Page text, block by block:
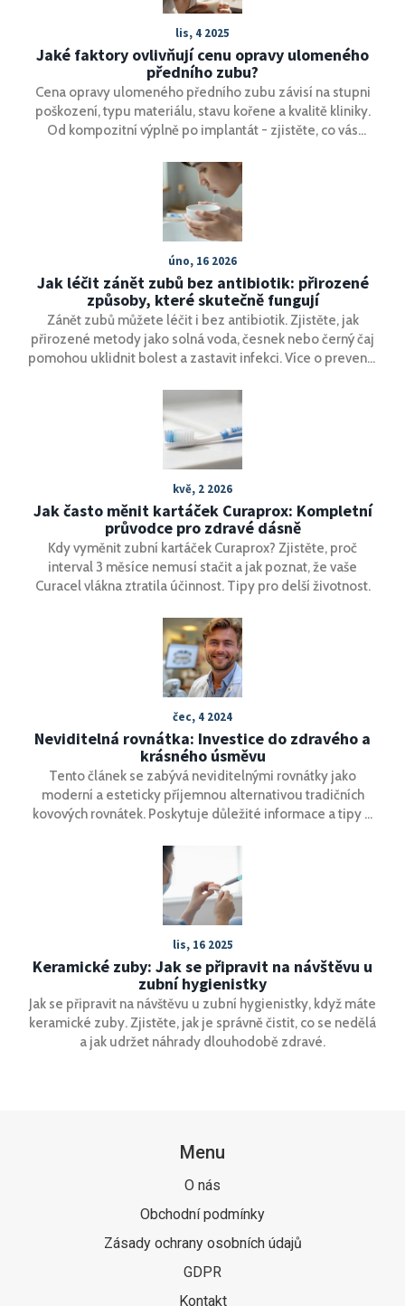
lis, 4 2025
Jaké faktory ovlivňují cenu opravy ulomeného
předního zubu?
Cena opravy ulomeného předního zubu závisí na stupni
poškození, typu materiálu, stavu kořene a kvalitě kliniky.
Od kompozitní výplně po implantát - zjistěte, co vás
úno, 16 2026
Jak léčit zánět zubů bez antibiotik: přirozené
způsoby, které skutečně fungují
Zánět zubů můžete léčit i bez antibiotik. Zjistěte, jak
přirozené metody jako solná voda, česnek nebo černý čaj
pomohou uklidnit bolest a zastavit infekci. Více o prevenci
kvě, 2 2026
Jak často měnit kartáček Curaprox: Kompletní
průvodce pro zdravé dásně
Kdy vyměnit zubní kartáček Curaprox? Zjistěte, proč
interval 3 měsíce nemusí stačit a jak poznat, že vaše
Curacel vlákna ztratila účinnost. Tipy pro delší životnost.
čec, 4 2024
Neviditelná rovnátka: Investice do zdravého a
krásného úsměvu
Tento článek se zabývá neviditelnými rovnátky jako
moderní a esteticky příjemnou alternativou tradičních
kovových rovnátek. Poskytuje důležité informace a tipy o
dlouhodobého zdraví zubů a zářivého úsměvu. Dozvíte se
také o nejnovějších technologiích a možnostech, které jsou
dnes při ortodontické léčbě k dispozici.
lis, 16 2025
Keramické zuby: Jak se připravit na návštěvu u
zubní hygienistky
Jak se připravit na návštěvu u zubní hygienistky, když máte
keramické zuby. Zjistěte, jak je správně čistit, co se nedělá
a jak udržet náhrady dlouhodobě zdravé.
Menu
O nás
Obchodní podmínky
Zásady ochrany osobních údajů
GDPR
Kontakt